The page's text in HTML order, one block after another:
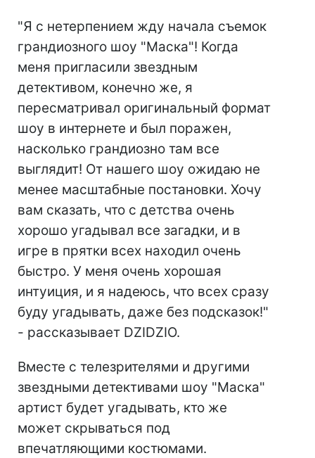
"Я с нетерпением жду начала съемок
грандиозного шоу "Маска"! Когда
меня пригласили звездным
детективом, конечно же, я
пересматривал оригинальный формат
шоу в интернете и был поражен,
насколько грандиозно там все
выглядит! От нашего шоу ожидаю не
менее масштабные постановки. Хочу
вам сказать, что с детства очень
хорошо угадывал все загадки, и в
игре в прятки всех находил очень
быстро. У меня очень хорошая
интуиция, и я надеюсь, что всех сразу
буду угадывать, даже без подсказок!"
- рассказывает DZIDZIO.
Вместе с телезрителями и другими
звездными детективами шоу "Маска"
артист будет угадывать, кто же
может скрываться под
впечатляющими костюмами.